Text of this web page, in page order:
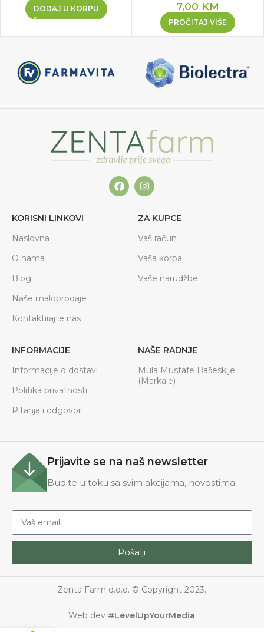
DODAJ U KORPU 7,00 KM
PROČITAJ VIŠE
KORISNI LINKOVI
Naslovna
O nama
Blog
Naše maloprodaje
Kontaktirajte nas
ZA KUPCE
Vaš račun
Vaša korpa
Vaše narudžbe
INFORMACIJE
Informacije o dostavi
Politika privatnosti
Pitanja i odgovori
NAŠE RADNJE
Mula Mustafe Bašeskije
(Markale)
Prijavite se na naš newsletter
Budite u toku sa svim akcijama, novostima.
Pošalji
Zenta Farm d.o.o. © Copyright 2023.
Web dev #LevelUpYourMedia